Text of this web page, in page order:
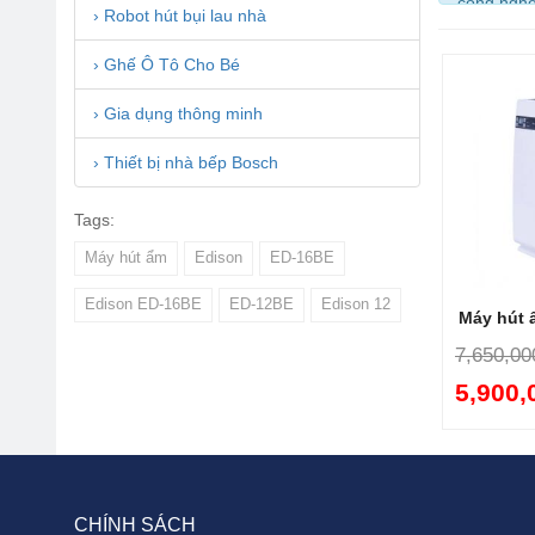
hàng.
một
Tất cả
chất
1.
Không
Đặc biệt,
Máy hút
› Robot hút bụi lau nhà
› Ghế Ô Tô Cho Bé
› Gia dụng thông minh
› Thiết bị nhà bếp Bosch
Tags:
Máy hút ẩm Edison ED-16BE
Edison ED-16BE ED-12BE Edison 12
CHÍNH SÁCH